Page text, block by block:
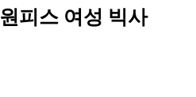
피스 여성 빅사